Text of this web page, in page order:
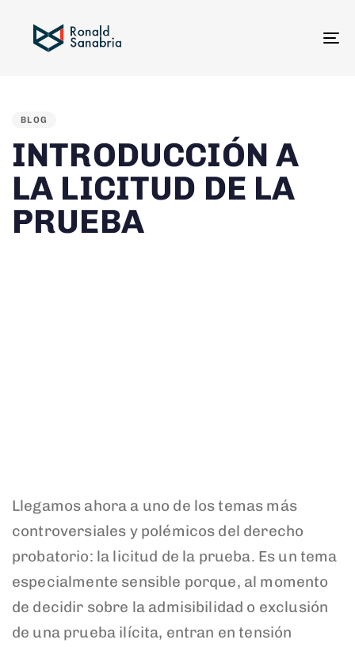
BLOG
INTRODUCCIÓN A
LA LICITUD DE LA
PRUEBA
Llegamos ahora a uno de los temas más
controversiales y polémicos del derecho
probatorio: la licitud de la prueba. Es un tema
especialmente sensible porque, al momento
de decidir sobre la admisibilidad o exclusión
de una prueba ilícita, entran en tensión